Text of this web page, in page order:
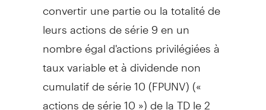
convertir une partie ou la totalité de
leurs actions de série 9 en un
nombre égal d'actions privilégiées à
taux variable et à dividende non
cumulatif de série 10 (FPUNV) («
actions de série 10 ») de la TD le 2